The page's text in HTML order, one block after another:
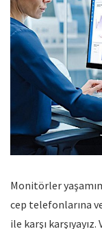
Monitörler
cep telefonlarına
ile karşı